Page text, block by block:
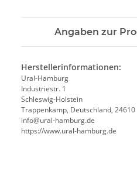
Angaben zur
Herstellerinformationen:
Ural-Hamburg
Industriestr. 1
Schleswig-Holstein
Trappenkamp, Deutschland, 24610
info@ural-hamburg.de
https://www.ural-hamburg.de